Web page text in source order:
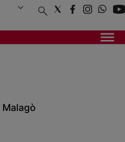
Malagò